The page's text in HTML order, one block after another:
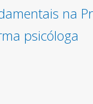
na
psicóloga